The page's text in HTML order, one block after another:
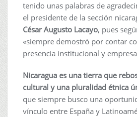
tenido unas palabras de
el presidente de la sección
César Augusto Lacayo, pues
«siempre demostró por contar
presencia institucional y
Nicaragua es una tierra que
cultural y una pluralidad étnica
que siempre busco una
vínculo entre España y